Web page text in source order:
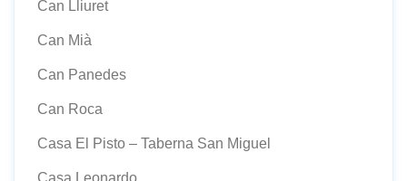
Can Lliuret
Can Mià
Can Panedes
Can Roca
Casa El Pisto – Taberna San Miguel
Casa Leonardo